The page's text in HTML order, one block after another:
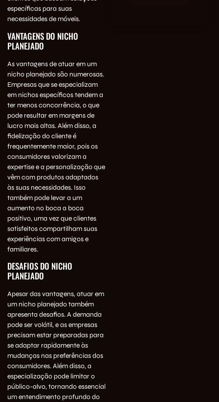
específicas para suas
necessidades de móveis.
VANTAGENS DO NICHO
PLANEJADO
As vantagens de atuar em um
nicho planejado são numerosas.
Empresas que se especializam
em nichos específicos tendem a
ter menos concorrência, o que
pode resultar em margens de
lucro mais altas. Além disso, a
fidelização do cliente é
frequentemente maior, pois os
consumidores valorizam a
expertise e a personalização que
vêm com produtos adaptados
às suas necessidades. Isso
também pode levar a um
aumento no boca a boca
positivo, uma vez que clientes
satisfeitos compartilham suas
experiências com amigos e
familiares.
DESAFIOS DO NICHO
PLANEJADO
Apesar das vantagens, atuar em
um nicho planejado também
apresenta desafios. A demanda
pode ser volátil, e as empresas
precisam estar preparadas para
se adaptar rapidamente às
mudanças nas preferências dos
consumidores. Além disso, a
especialização pode limitar o
público-alvo, tornando essencial
um entendimento profundo do